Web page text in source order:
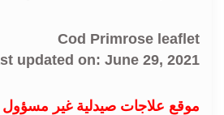
Cod Primrose leaflet
updated on: June 29, 2021
موقع علاجات صيدلية غير مسؤول